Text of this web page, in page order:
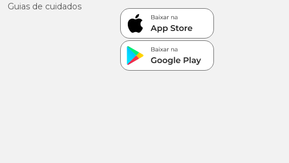
Guias de cuidados